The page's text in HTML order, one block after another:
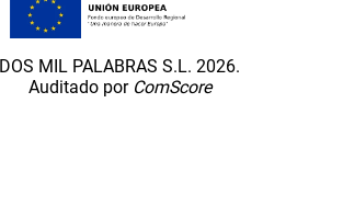
DOS MIL PALABRAS S.L. 2026.
Auditado por ComScore